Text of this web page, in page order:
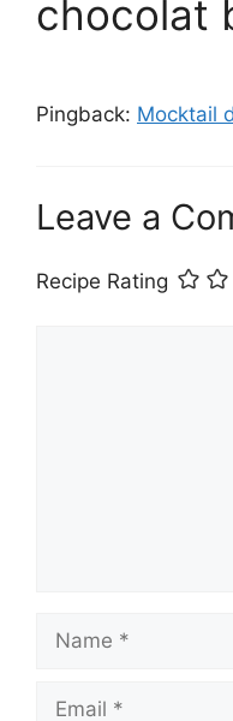
chocolat
Pingback: Mocktail
Leave a
Recipe Rating
Name
Email